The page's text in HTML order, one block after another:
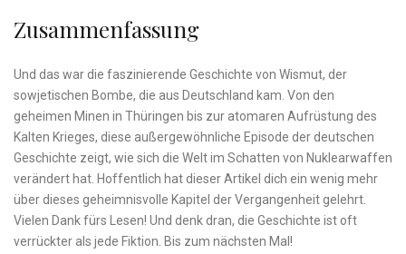
Zusammenfassung
Und ⁢das war die faszinierende Geschichte von Wismut, der
sowjetischen Bombe, die ‍aus Deutschland kam. Von ⁤den
‌geheimen Minen in Thüringen bis zur atomaren Aufrüstung des
Kalten Krieges, diese außergewöhnliche Episode der deutschen
Geschichte zeigt, wie sich die Welt‍ im Schatten von Nuklearwaffen
verändert hat.‌ Hoffentlich hat dieser Artikel dich ein wenig mehr
‌über dieses geheimnisvolle Kapitel der Vergangenheit ‌gelehrt.
Vielen​ Dank ​fürs Lesen! Und denk dran, die Geschichte ist oft
verrückter als jede Fiktion. ‌Bis zum nächsten Mal!